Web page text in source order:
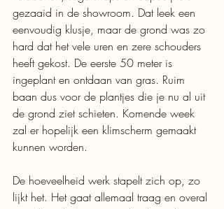
gezaaid in de showroom. Dat leek een
eenvoudig klusje, maar de grond was zo
hard dat het vele uren en zere schouders
heeft gekost. De eerste 50 meter is
ingeplant en ontdaan van gras. Ruim
baan dus voor de plantjes die je nu al uit
de grond ziet schieten. Komende week
zal er hopelijk een klimscherm gemaakt
kunnen worden.
De hoeveelheid werk stapelt zich op, zo
lijkt het. Het gaat allemaal traag en overal